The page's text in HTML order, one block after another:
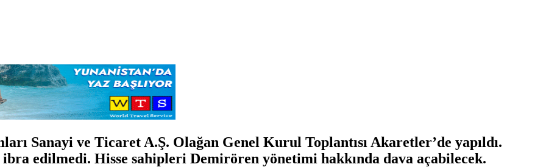
Sanayi ve Ticaret A.Ş. Olağan Genel Kurul Toplantısı Akaretler’de yapıldı.
edilmedi. Hisse sahipleri Demirören yönetimi hakkında dava açabilecek.